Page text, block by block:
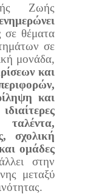
Ζωής
σε θέματα
σε
μονάδα,
και
και
σχολική
ομάδες
στην
μεταξύ